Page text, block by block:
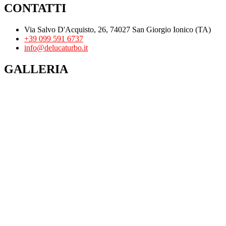
CONTATTI
Via Salvo D'Acquisto, 26, 74027 San Giorgio Ionico (TA)
+39 099 591 6737
info@delucaturbo.it
GALLERIA